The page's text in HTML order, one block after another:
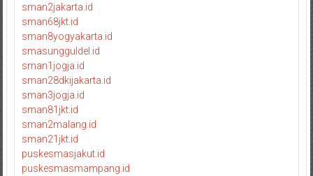
sman2jakarta.id
sman68jkt.id
sman8yogyakarta.id
smasungguldel.id
sman1jogja.id
sman28dkijakarta.id
sman3jogja.id
sman81jkt.id
sman2malang.id
sman21jkt.id
puskesmasjakut.id
puskesmasmampang.id